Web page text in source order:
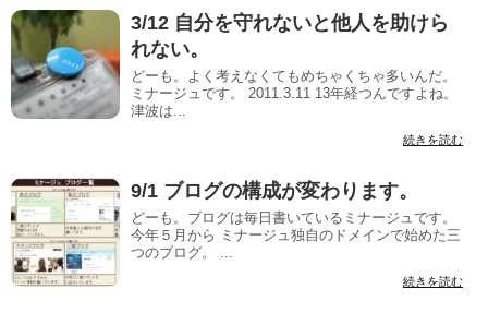
3/12 自分を守れないと他人を助けら
れない。
どーも。よく考えなくてもめちゃくちゃ多いんだ。
ミナージュです。 2011.3.11 13年経つんですよね。
津波は...
続きを読む
9/1 ブログの構成が変わります。
どーも。ブログは毎日書いているミナージュです。
今年５月から ミナージュ独自のドメインで始めた三
つのブログ。 ...
続きを読む